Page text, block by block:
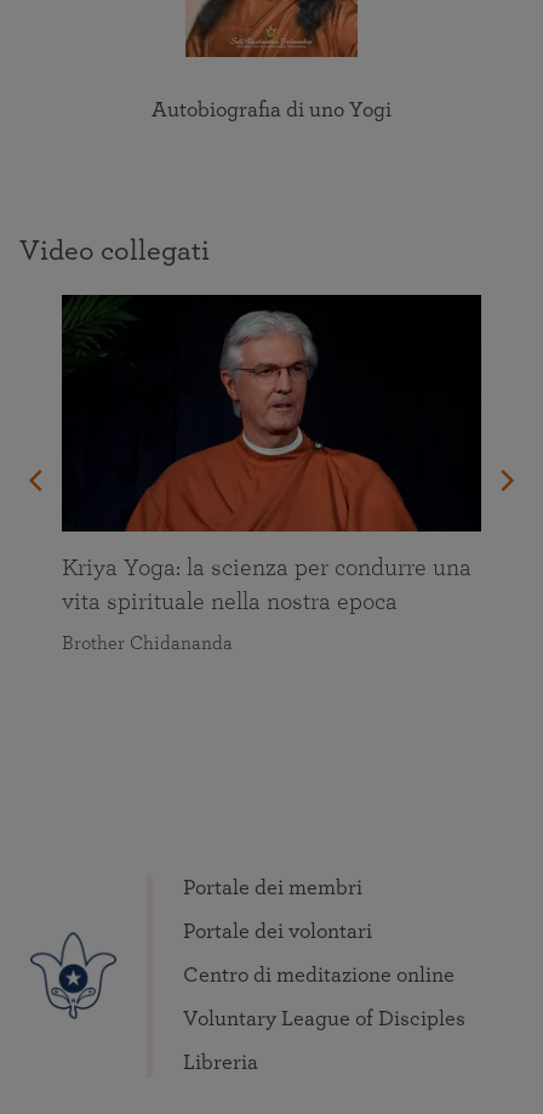
Autobiografia di uno Yogi
Video collegati
Kriya Yoga: la scienza per condurre una
vita spirituale nella nostra epoca
Brother Chidananda
Portale dei membri
Portale dei volontari
Centro di meditazione online
Voluntary League of Disciples
Libreria